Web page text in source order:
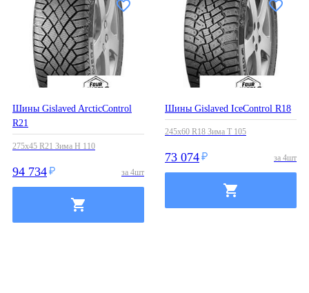
Шины Gislaved ArcticControl
R21
275x45 R21 Зима H 110
94 734 за 4шт
Шины Gislaved IceControl R18
245x60 R18 Зима T 105
73 074 за 4шт